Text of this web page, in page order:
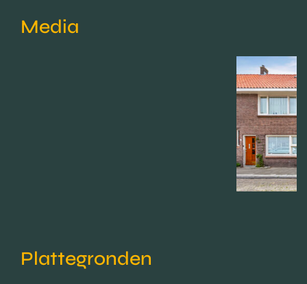
Media
Plattegronden